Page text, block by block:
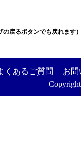
の戻るボタンでも戻れます
くあるご質問 | お